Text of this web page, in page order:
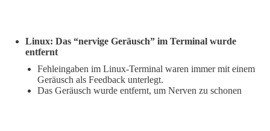
Linux: Das “nervige Geräusch” im Terminal wurde
entfernt
Fehleingaben im Linux-Terminal waren immer mit einem
Geräusch als Feedback unterlegt.
Das Geräusch wurde entfernt, um Nerven zu schonen